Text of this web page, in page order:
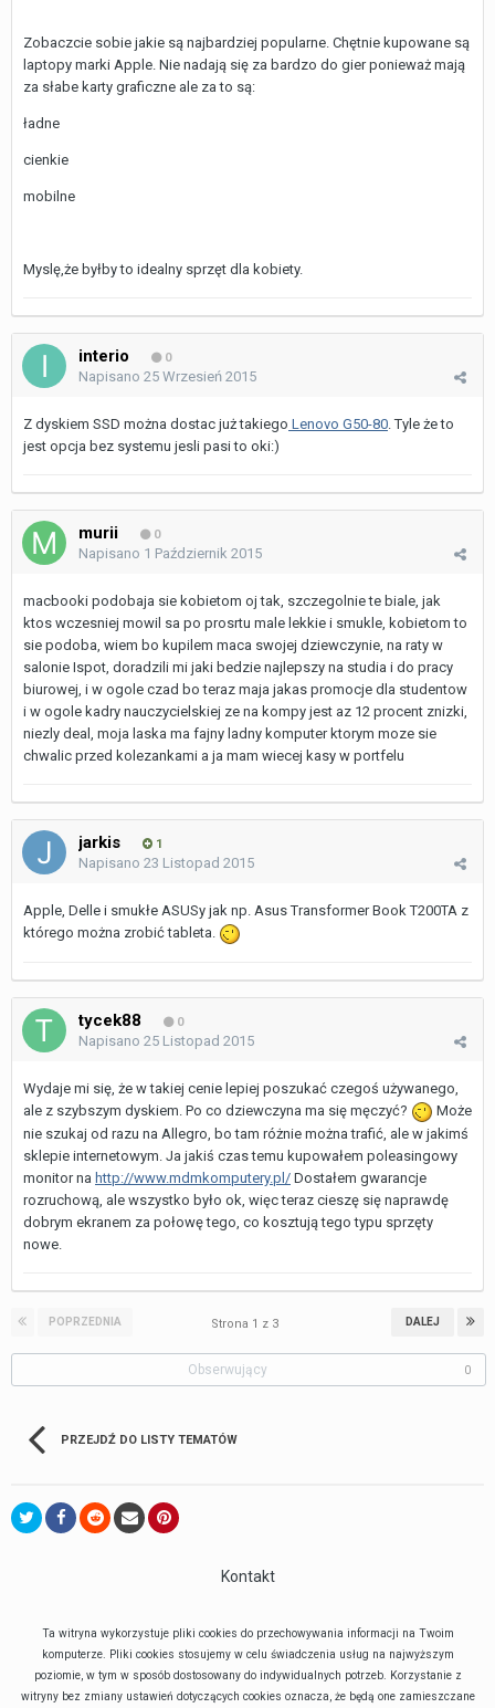
Zobaczcie sobie jakie są najbardziej popularne. Chętnie kupowane są
laptopy marki Apple. Nie nadają się za bardzo do gier ponieważ mają
za słabe karty graficzne ale za to są:
ładne
cienkie
mobilne
Myslę,że byłby to idealny sprzęt dla kobiety.
interio 0
Napisano 25 Wrzesień 2015
Z dyskiem SSD można dostac już takiego Lenovo G50-80. Tyle że to
jest opcja bez systemu jesli pasi to oki:)
murii 0
Napisano 1 Październik 2015
macbooki podobaja sie kobietom oj tak, szczegolnie te biale, jak
ktos wczesniej mowil sa po prosrtu male lekkie i smukle, kobietom to
sie podoba, wiem bo kupilem maca swojej dziewczynie, na raty w
salonie Ispot, doradzili mi jaki bedzie najlepszy na studia i do pracy
biurowej, i w ogole czad bo teraz maja jakas promocje dla studentow
i w ogole kadry nauczycielskiej ze na kompy jest az 12 procent znizki,
niezly deal, moja laska ma fajny ladny komputer ktorym moze sie
chwalic przed kolezankami a ja mam wiecej kasy w portfelu
jarkis 1
Napisano 23 Listopad 2015
Apple, Delle i smukłe ASUSy jak np. Asus Transformer Book T200TA z
którego można zrobić tableta.
tycek88 0
Napisano 25 Listopad 2015
Wydaje mi się, że w takiej cenie lepiej poszukać czegoś używanego,
ale z szybszym dyskiem. Po co dziewczyna ma się męczyć?
Może
nie szukaj od razu na Allegro, bo tam różnie można trafić, ale w jakimś
sklepie internetowym. Ja jakiś czas temu kupowałem poleasingowy
monitor na http://www.mdmkomputery.pl/ Dostałem gwarancje
rozruchową, ale wszystko było ok, więc teraz cieszę się naprawdę
dobrym ekranem za połowę tego, co kosztują tego typu sprzęty
nowe.
POPRZEDNIA DALEJ
Strona 1 z 3
Obserwujący 0
PRZEJDŹ DO LISTY TEMATÓW
Kontakt
Ta witryna wykorzystuje pliki cookies do przechowywania informacji na Twoim
komputerze. Pliki cookies stosujemy w celu świadczenia usług na najwyższym
poziomie, w tym w sposób dostosowany do indywidualnych potrzeb. Korzystanie z
witryny bez zmiany ustawień dotyczących cookies oznacza, że będą one zamieszczane